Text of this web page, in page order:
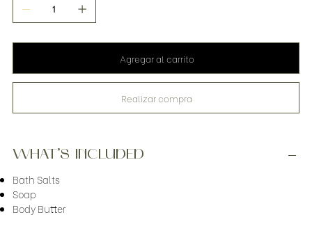
Agregar al carrito
Realizar compra
WHAT’S INCLUDED
Bath Salts
Soap
Body Butter